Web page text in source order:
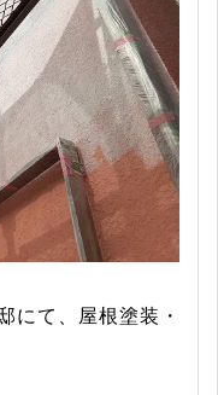
にて、屋根塗装・